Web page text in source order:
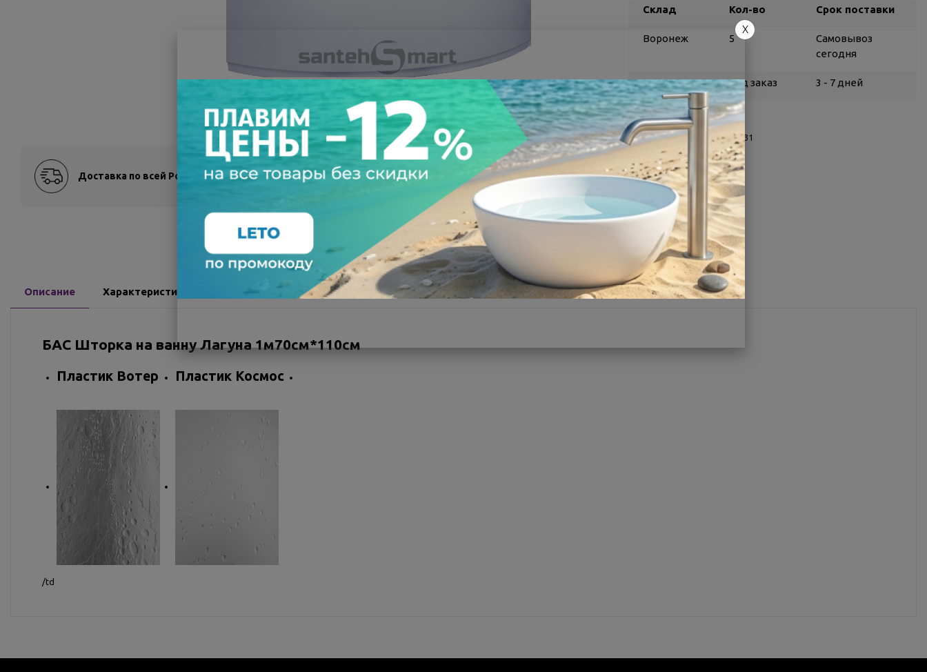
Доставка по всей России Оплата после осмотра Всегда низкие цены
Склад Кол-во Срок поставки
Воронеж 5
Самовывоз
сегодня
Белгород под заказ 3 - 7 дней
О товаре
Заводской артикул:
ШТ00031
Производитель:
BAS
Страна: Россия
Другие характеристики
Поделиться
Описание Характеристики Доставка Отзывы
БАС Шторка на ванну Лагуна 1м70см*110см
Пластик Вотер Пластик Космос
/td
X